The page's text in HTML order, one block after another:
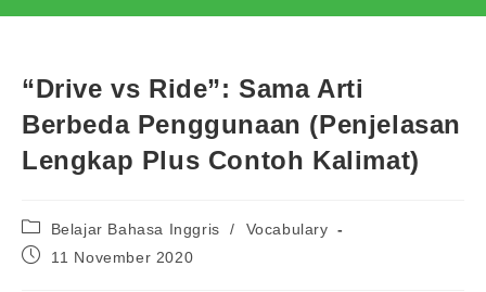
“Drive vs Ride”: Sama Arti
Berbeda Penggunaan (Penjelasan
Lengkap Plus Contoh Kalimat)
Post
category:
Belajar Bahasa Inggris /
Vocabulary
Post11 November 2020